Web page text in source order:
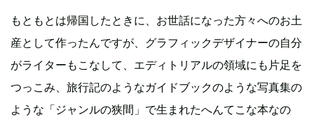
もともとは帰国したときに、お世話になった方々へのお土
産として作ったんですが、グラフィックデザイナーの自分
がライターもこなして、エディトリアルの領域にも片足を
つっこみ、旅行記のようなガイドブックのような写真集の
ような「ジャンルの狭間」で生まれたへんてこな本なの